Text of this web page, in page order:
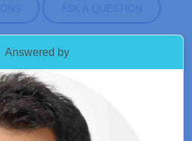
ASK A QUESTION
Answered by